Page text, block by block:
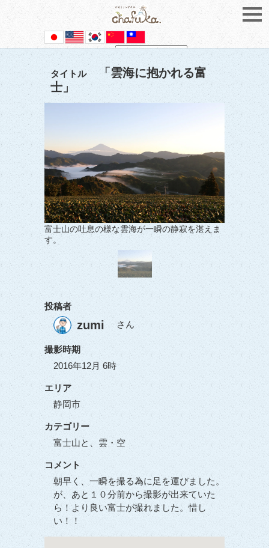
Powered by Translate
タイトル
「雲海に抱かれる富
士」
富士山の吐息の様な雲海が一瞬の静寂を湛えま
す。
投稿者
zumi さん
撮影時期
2016年12月 6時
エリア
静岡市
カテゴリー
富士山と、雲・空
コメント
朝早く、一瞬を撮る為に足を運びました。
が、あと１０分前から撮影が出来ていた
ら！より良い富士が撮れました。惜し
い！！